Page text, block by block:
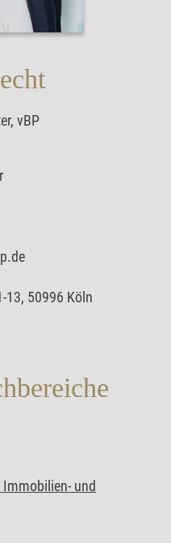
vBP
13, 50996 Köln
und